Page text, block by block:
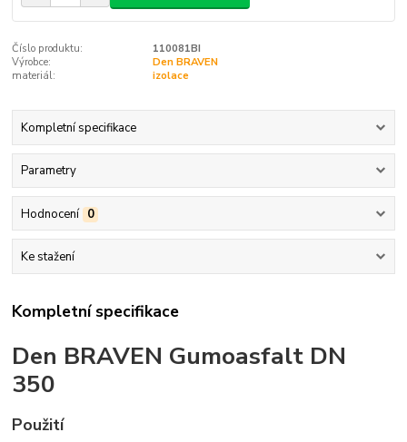
Číslo produktu:
110081BI
Výrobce:
Den BRAVEN
materiál:
izolace
Kompletní specifikace
Parametry
Hodnocení 0
Ke stažení
Kompletní specifikace
Den BRAVEN Gumoasfalt DN
350
Použití